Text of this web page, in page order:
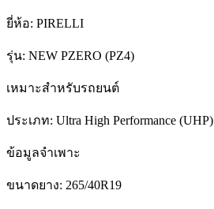
ยี่ห้อ: PIRELLI
รุ่น: NEW PZERO (PZ4)
เหมาะสำหรับรถยนต์
ประเภท: Ultra High Performance (UHP)
ข้อมูลจำเพาะ
ขนาดยาง: 265/40R19